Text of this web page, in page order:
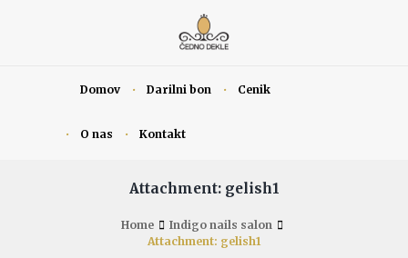
Domov Darilni bon Cenik
O nas Kontakt
Attachment: gelish1
Home
Indigo nails salon
Attachment: gelish1